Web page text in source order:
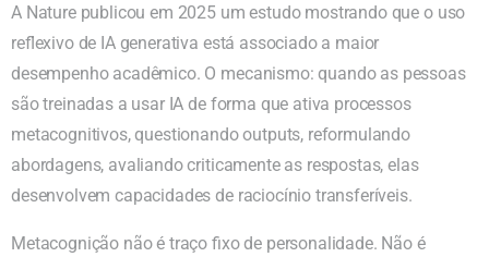
A Nature publicou em 2025 um estudo mostrando que o uso
reflexivo de IA generativa está associado a maior
desempenho acadêmico. O mecanismo: quando as pessoas
são treinadas a usar IA de forma que ativa processos
metacognitivos, questionando outputs, reformulando
abordagens, avaliando criticamente as respostas, elas
desenvolvem capacidades de raciocínio transferíveis.
Metacognição não é traço fixo de personalidade. Não é